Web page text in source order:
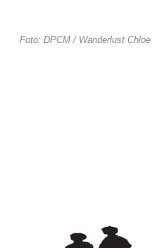
Foto: DPCM / Wanderlust Chloe